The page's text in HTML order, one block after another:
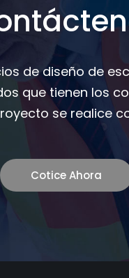
de diseño de
que tienen los
se realice
Cotice Ahora